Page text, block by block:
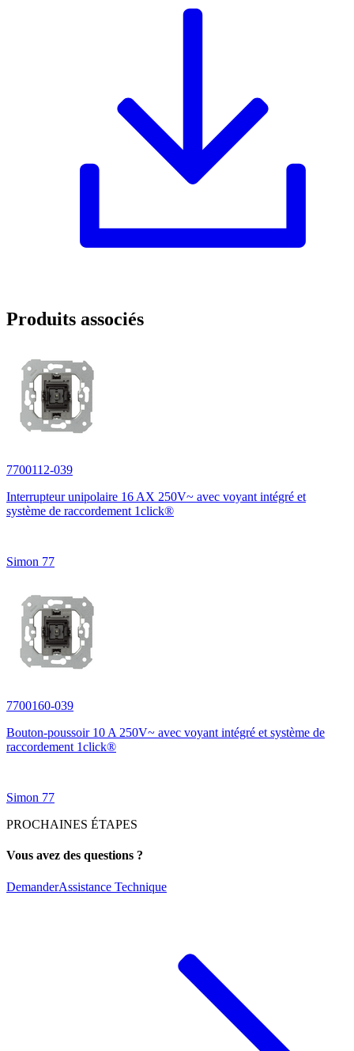
Produits associés
7700112-039
Interrupteur unipolaire 16 AX 250V~ avec voyant intégré et
système de raccordement 1click®
Simon 77
7700160-039
Bouton-poussoir 10 A 250V~ avec voyant intégré et système de
raccordement 1click®
Simon 77
PROCHAINES ÉTAPES
Vous avez des questions ?
DemanderAssistance Technique